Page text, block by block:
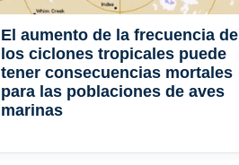
El aumento de la frecuencia de
los ciclones tropicales puede
tener consecuencias mortales
para las poblaciones de aves
marinas